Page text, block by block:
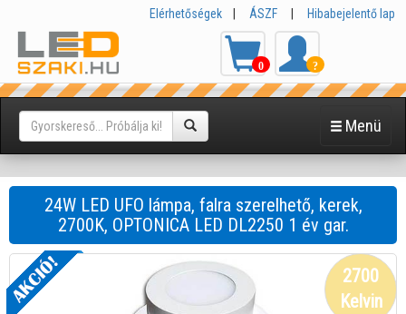
Elérhetőségek ÁSZF Hibabejelentő lap
0 ?
Menü
24W LED UFO lámpa, falra szerelhető, kerek,
2700K, OPTONICA LED DL2250 1 év gar.
2700
Kelvin